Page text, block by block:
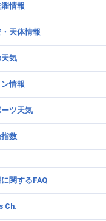
情報
天体情報
気
情報
ーツ天気
数
関するFAQ
Ch.